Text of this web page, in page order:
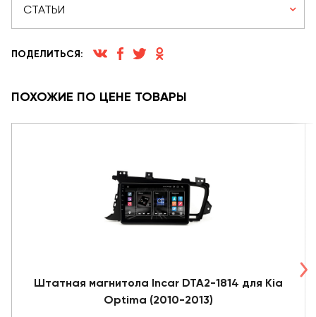
СТАТЬИ
ПОДЕЛИТЬСЯ:
ПОХОЖИЕ ПО ЦЕНЕ ТОВАРЫ
Штатная магнитола Incar DTA2-1814 для Kia
Optima (2010-2013)